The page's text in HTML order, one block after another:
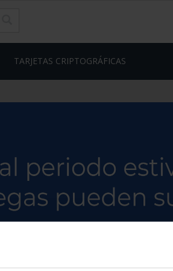
TARJETAS CRIPTOGRÁFICAS